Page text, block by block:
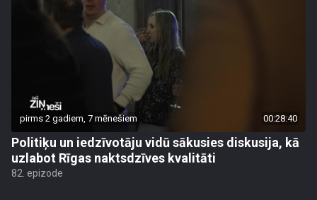
pirms 2 gadiem, 7 mēnešiem 00:28:40
Politiķu un iedzīvotāju vidū sākusies diskusija, kā
uzlabot Rīgas naktsdzīves kvalitāti
82. epizode